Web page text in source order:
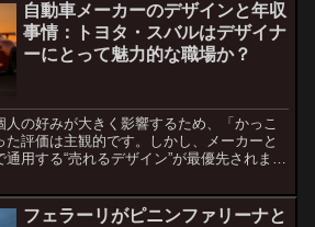
自動車メーカーのデザインと年収
事情：トヨタ・スバルはデザイナ
ーにとって魅力的な職場か？
の好みが大きく影響するため、「かっこ
評価は主観的です。しかし、メーカーと
用する“売れるデザイン”が最優先されま
フェラーリがピニンファリーナと